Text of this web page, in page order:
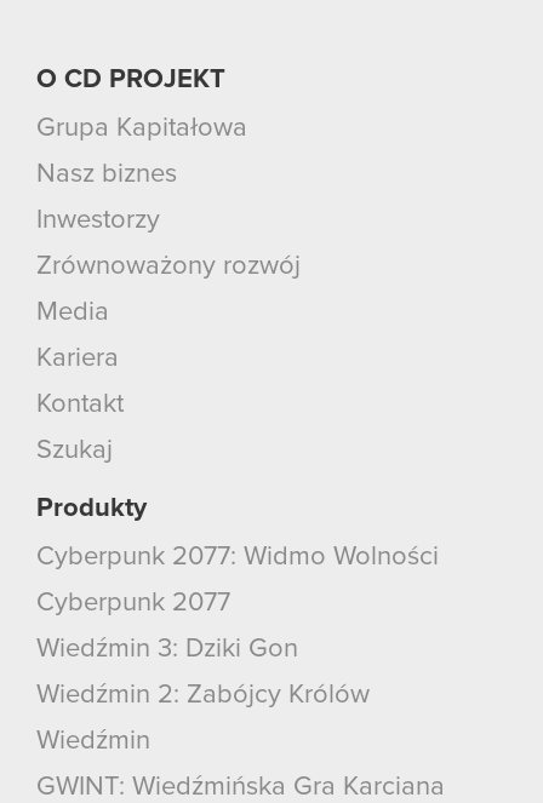
O CD PROJEKT
Grupa Kapitałowa
Nasz biznes
Inwestorzy
Zrównoważony rozwój
Media
Kariera
Kontakt
Szukaj
Produkty
Cyberpunk 2077: Widmo Wolności
Cyberpunk 2077
Wiedźmin 3: Dziki Gon
Wiedźmin 2: Zabójcy Królów
Wiedźmin
GWINT: Wiedźmińska Gra Karciana